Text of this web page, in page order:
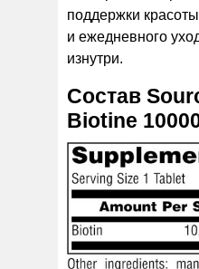
поддержки
и ежедневного
изнутри.
Состав
Biotine